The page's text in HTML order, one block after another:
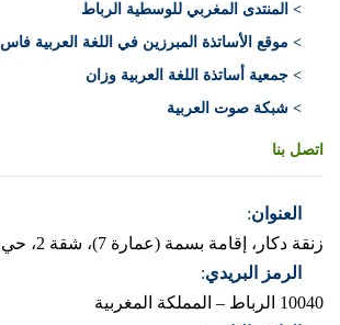
> المنتدى المغربي للوسطية الرباط
> موقع الأساتذة المبرزين في اللغة العربية فاس
> جمعية أساتذة اللغة العربية وزان
> شبكة صوت العربية
اتصل بنا
العنوان:
زنقة دكار، إقامة بسمة (عمارة 7)، شقة 2، حي المحيط – الرباط
الرمز البريدي:
10040 الرباط – المملكة المغربية